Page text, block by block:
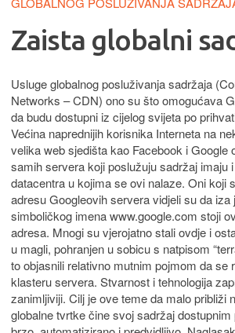
Zaista globalni
Usluge globalnog posluživanja sadržaja
Networks – CDN) ono su što omogućava
da budu dostupni iz cijelog svijeta po
Većina naprednijih korisnika Interneta na
velika web sjedišta kao Facebook i Google
samih servera koji poslužuju sadržaj imaju
datacentra u kojima se ovi nalaze. Oni koji
adresu Googleovih servera vidjeli su da iza
simboličkog imena www.google.com stoji
adresa. Mnogi su vjerojatno stali ovdje i
u magli, pohranjen u sobicu s natpisom
to objasnili relativno mutnim pojmom da se
klasteru servera. Stvarnost i tehnologija
zanimljiviji. Cilj je ove teme da malo približi
globalne tvrtke čine svoj sadržaj